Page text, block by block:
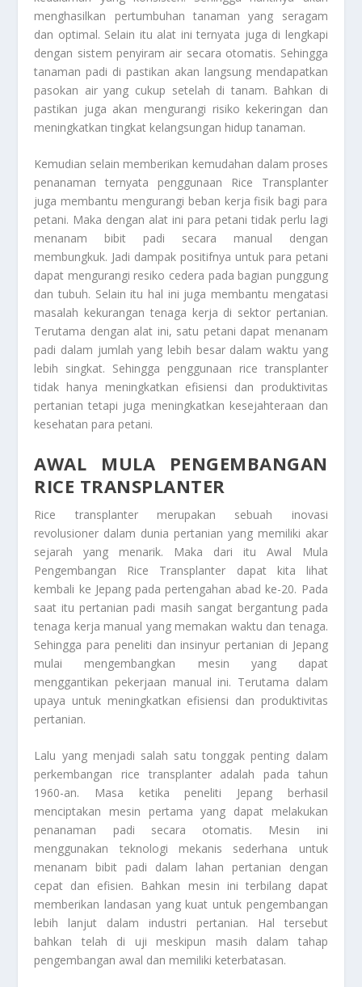
menghasilkan pertumbuhan tanaman yang seragam
dan optimal. Selain itu alat ini ternyata juga di lengkapi
dengan sistem penyiram air secara otomatis. Sehingga
tanaman padi di pastikan akan langsung mendapatkan
pasokan air yang cukup setelah di tanam. Bahkan di
pastikan juga akan mengurangi risiko kekeringan dan
meningkatkan tingkat kelangsungan hidup tanaman.
Kemudian selain memberikan kemudahan dalam proses
penanaman ternyata penggunaan
Rice Transplanter
juga membantu mengurangi beban kerja fisik bagi para
petani. Maka dengan alat ini para petani tidak perlu lagi
menanam bibit padi secara manual dengan
membungkuk. Jadi dampak positifnya untuk para petani
dapat mengurangi resiko cedera pada bagian punggung
dan tubuh. Selain itu hal ini juga membantu mengatasi
masalah kekurangan tenaga kerja di sektor pertanian.
Terutama dengan alat ini, satu petani dapat menanam
padi dalam jumlah yang lebih besar dalam waktu yang
lebih singkat. Sehingga penggunaan rice transplanter
tidak hanya meningkatkan efisiensi dan produktivitas
pertanian tetapi juga meningkatkan kesejahteraan dan
kesehatan para petani.
AWAL MULA PENGEMBANGAN
RICE TRANSPLANTER
Rice transplanter merupakan sebuah inovasi
revolusioner dalam dunia pertanian yang memiliki akar
sejarah yang menarik. Maka dari itu Awal Mula
Pengembangan Rice Transplanter dapat kita lihat
kembali ke Jepang pada pertengahan abad ke-20. Pada
saat itu pertanian padi masih sangat bergantung pada
tenaga kerja manual yang memakan waktu dan tenaga.
Sehingga para peneliti dan insinyur pertanian di Jepang
mulai mengembangkan mesin yang dapat
menggantikan pekerjaan manual ini. Terutama dalam
upaya untuk meningkatkan efisiensi dan produktivitas
pertanian.
Lalu yang menjadi salah satu tonggak penting dalam
perkembangan rice transplanter adalah pada tahun
1960-an. Masa ketika peneliti Jepang berhasil
menciptakan mesin pertama yang dapat melakukan
penanaman padi secara otomatis. Mesin ini
menggunakan teknologi mekanis sederhana untuk
menanam bibit padi dalam lahan pertanian dengan
cepat dan efisien. Bahkan mesin ini terbilang dapat
memberikan landasan yang kuat untuk pengembangan
lebih lanjut dalam industri pertanian. Hal tersebut
bahkan telah di uji meskipun masih dalam tahap
pengembangan awal dan memiliki keterbatasan.